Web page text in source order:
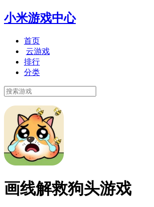
小米游戏中心
首页
云游戏
排行
分类
画线解救狗头游戏